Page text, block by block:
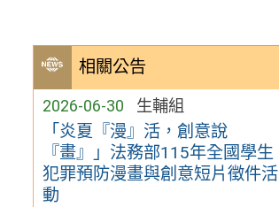
相關公告
2026-06-30 生輔組
「炎夏『漫』活，創意說
『畫』」法務部115年全國學生
犯罪預防漫畫與創意短片徵件活
動